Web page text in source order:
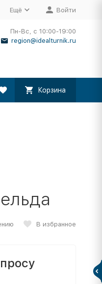
Ещё Войти
Пн-Вс, с 10:00-19:00
region@idealturnik.ru
Корзина
В избранное